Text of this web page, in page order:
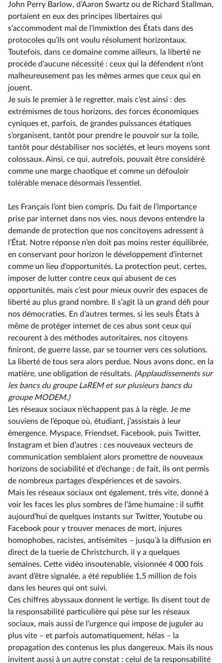
John Perry Barlow, d’Aaron Swartz ou de Richard Stallman,
portaient en eux des principes libertaires qui
s’accommodent mal de l’immixtion des États dans des
protocoles qu’ils ont voulu résolument horizontaux.
Toutefois, dans ce domaine comme ailleurs, la liberté ne
procède d’aucune nécessité : ceux qui la défendent n’ont
malheureusement pas les mêmes armes que ceux qui en
jouent.
Je suis le premier à le regretter, mais c’est ainsi : des
extrémismes de tous horizons, des forces économiques
cyniques et, parfois, de grandes puissances étatiques
s’organisent, tantôt pour prendre le pouvoir sur la toile,
tantôt pour déstabiliser nos sociétés, et leurs moyens sont
colossaux. Ainsi, ce qui, autrefois, pouvait être considéré
comme une marge chaotique et comme un défouloir
tolérable menace désormais l’essentiel.
Les Français l’ont bien compris. Du fait de l’importance
prise par internet dans nos vies, nous devons entendre la
demande de protection que nos concitoyens adressent à
l’État. Notre réponse n’en doit pas moins rester équilibrée,
en conservant pour horizon le développement d’internet
comme un lieu d’opportunités. La protection peut, certes,
imposer de lutter contre ceux qui abusent de ces
opportunités, mais c’est pour mieux ouvrir des espaces de
liberté au plus grand nombre. Il s’agit là un grand défi pour
nos démocraties. En d’autres termes, si les seuls États à
même de protéger internet de ces abus sont ceux qui
recourent à des méthodes autoritaires, nos citoyens
finiront, de guerre lasse, par se tourner vers ces solutions.
La liberté de tous sera alors perdue. Nous avons donc, en la
matière, une obligation de résultats. (Applaudissements sur
les bancs du groupe LaREM et sur plusieurs bancs du
groupe MODEM.)
Les réseaux sociaux n’échappent pas à la règle. Je me
souviens de l’époque où, étudiant, j’assistais à leur
émergence. Myspace, Friendset, Facebook, puis Twitter,
Instagram et bien d’autres : ces nouveaux vecteurs de
communication semblaient alors promettre de nouveaux
horizons de sociabilité et d’échange ; de fait, ils ont permis
de nombreux partages d’expériences et de savoirs.
Mais les réseaux sociaux ont également, très vite, donné à
voir les faces les plus sombres de l’âme humaine : il suffit
aujourd’hui de quelques instants sur Twitter, Youtube ou
Facebook pour y trouver menaces de mort, injures
homophobes, racistes, antisémites –⁠ jusqu’à la diffusion en
direct de la tuerie de Christchurch, il y a quelques
semaines. Cette vidéo insoutenable, visionnée 4 000 fois
avant d’être signalée, a été republiée 1,5 million de fois
dans les heures qui ont suivi.
Ces chiffres abyssaux donnent le vertige. Ils disent tout de
la responsabilité particulière qui pèse sur les réseaux
sociaux, mais aussi de l’urgence qui impose de juguler au
plus vite –⁠ et parfois automatiquement, hélas – la
propagation des contenus les plus dangereux. Mais ils nous
invitent aussi à un autre constat : celui de la responsabilité